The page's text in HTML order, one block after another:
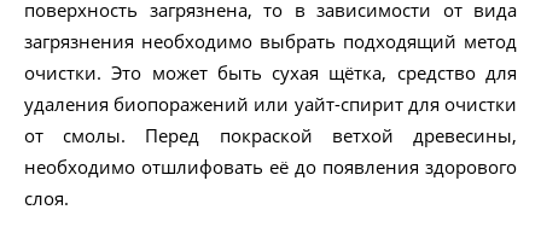
поверхность загрязнена, то в зависимости от вида
загрязнения необходимо выбрать подходящий метод
очистки. Это может быть сухая щётка, средство для
удаления биопоражений или уайт-спирит для очистки
от смолы. Перед покраской ветхой древесины,
необходимо отшлифовать её до появления здорового
слоя.